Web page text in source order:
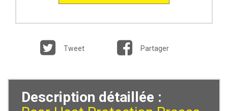
Tweet Partager
Description détaillée :